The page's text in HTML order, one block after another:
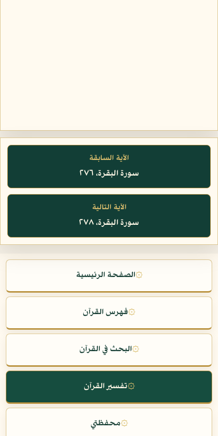
الآية السابقة
سورة البقرة، ٢٧٦
الآية التالية
سورة البقرة، ٢٧٨
۞الصفحة الرئيسية
۞فهرس القرآن
۞البحث في القرآن
۞تفسير القرآن
۞محفظتي